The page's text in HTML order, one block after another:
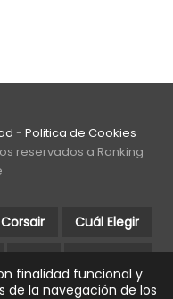
- Politica de Cookies
reservados a Ranking
Corsair
Cuál Elegir
Intel
Intel Core
Ryzen Samsung
finalidad funcional y
de la navegación de los